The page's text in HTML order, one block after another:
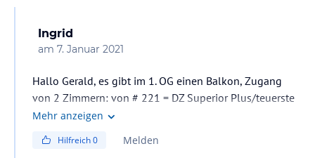
Ingrid
am 7. Januar 2021
Hallo Gerald, es gibt im 1. OG einen Balkon, Zugang
von 2 Zimmern: von # 221 = DZ Superior Plus/teuerste
Kategorie, und von # 222 = DZ Kft.Plus. Platz ist für je1
und Hundebesitzer... Allerdings sind diese Zimmer stets
Mehr anzeigen
Hilfreich0 Melden